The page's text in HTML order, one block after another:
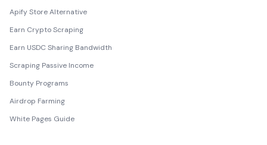
Apify Store Alternative
Earn Crypto Scraping
Earn USDC Sharing Bandwidth
Scraping Passive Income
Bounty Programs
Airdrop Farming
White Pages Guide